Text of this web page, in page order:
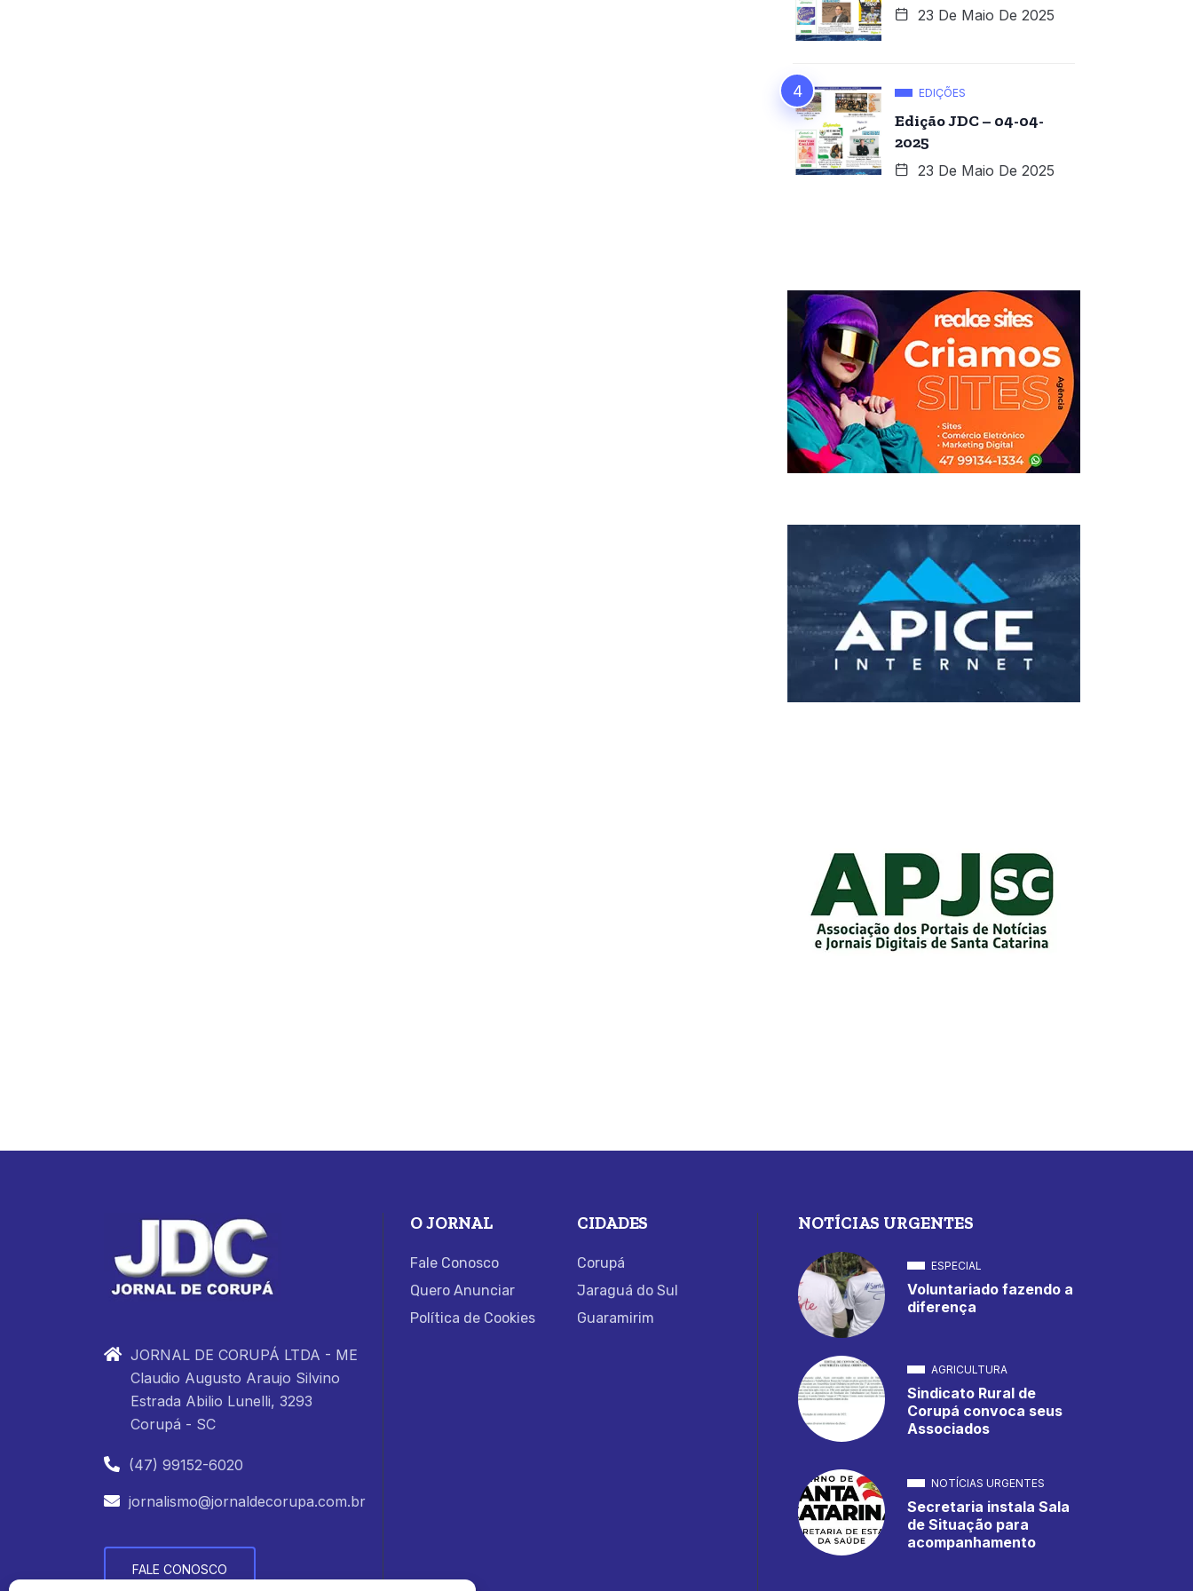
23 De Maio De 2025
EDIÇÕES
Edição JDC – 04-04-
2025
23 De Maio De 2025
JORNAL DE CORUPÁ LTDA - ME
Claudio Augusto Araujo Silvino
Estrada Abilio Lunelli, 3293
Corupá - SC
(47) 99152-6020
jornalismo@jornaldecorupa.com.br
FALE CONOSCO
O JORNAL
Fale Conosco
Quero Anunciar
Política de Cookies
CIDADES
Corupá
Jaraguá do Sul
Guaramirim
NOTÍCIAS URGENTES
ESPECIAL
Voluntariado fazendo a
diferença
AGRICULTURA
Sindicato Rural de
Corupá convoca seus
Associados
NOTÍCIAS URGENTES
Secretaria instala Sala
de Situação para
acompanhamento